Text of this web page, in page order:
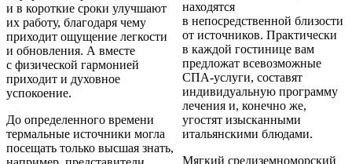
и в короткие сроки улучшают
их работу, благодаря чему
приходит ощущение легкости
и обновления. А вместе
с физической гармонией
приходит и духовное
успокоение.
До определенного времени
термальные источники могла
посещать только высшая знать,
находятся
в непосредственной близости
от источников. Практически
в каждой гостинице вам
предложат всевозможные
СПА-услуги, составят
индивидуальную программу
лечения и, конечно же,
угостят изысканными
итальянскими блюдами.
Мягкий средиземноморский